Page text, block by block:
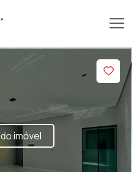
imóvel